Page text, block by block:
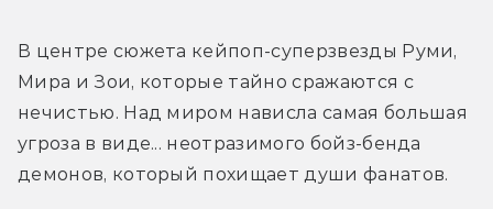
В центре сюжета кейпоп-суперзвезды Руми,
Мира и Зои, которые тайно сражаются с
нечистью. Над миром нависла самая большая
угроза в виде... неотразимого бойз-бенда
демонов, который похищает души фанатов.